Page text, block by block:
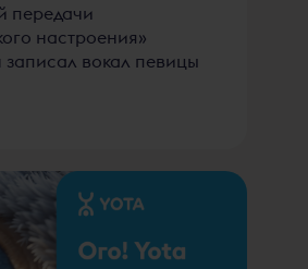
передачи
настроения»
вокал певицы